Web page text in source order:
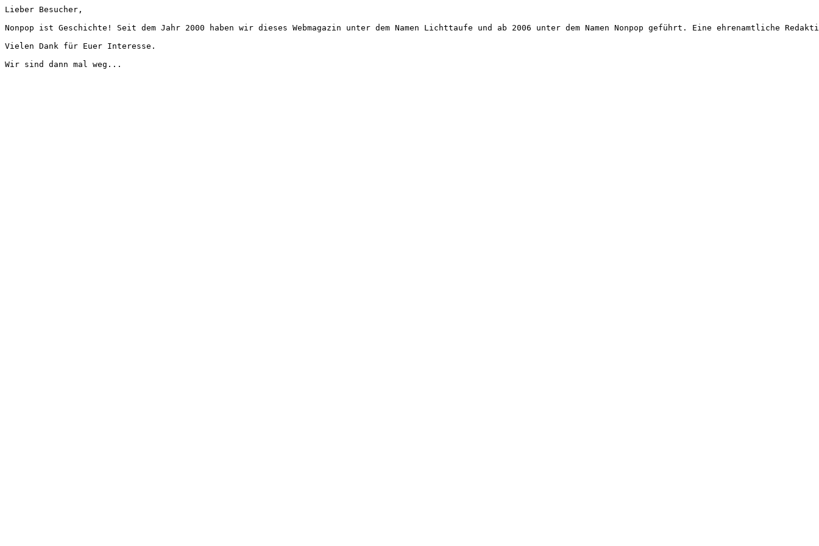
Lieber Besucher,
Nonpop ist Geschichte! Seit dem Jahr 2000 haben wir dieses Webmagazin unter dem Namen Lichttaufe und ab 2006 unter dem Namen Nonpop geführt. Eine ehrenamtliche
Vielen Dank für Euer Interesse.
Wir sind dann mal weg...